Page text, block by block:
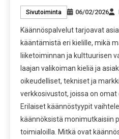
Sivutoiminta 06/02/2026
Käännöspalvelut tarjoavat
kääntämistä eri kielille, mikä
liiketoiminnan ja kulttuurisen
laajan valikoiman kieliä ja
oikeudelliset, tekniset ja
verkkosivustot, joissa on omat
Erilaiset käännöstyypit
käännöksistä monimutkaisiin
toimialoilla. Mitkä ovat